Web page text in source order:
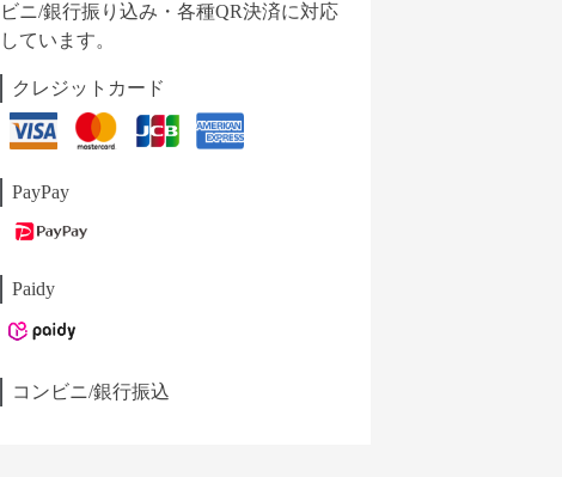
ビニ/銀行振り込み・各種QR決済に対応
しています。
クレジットカード
PayPay
Paidy
コンビニ/銀行振込